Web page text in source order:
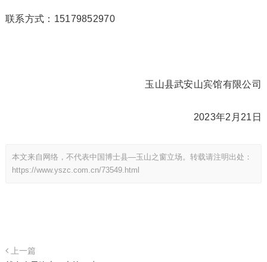
联系方式：15179852970
玉山县武安山宾馆有限公司
2023年2月21日
本文来自网络，不代表中国博士县—玉山之窗立场。转载请注明出处：
https://www.yszc.com.cn/73549.html
上一篇